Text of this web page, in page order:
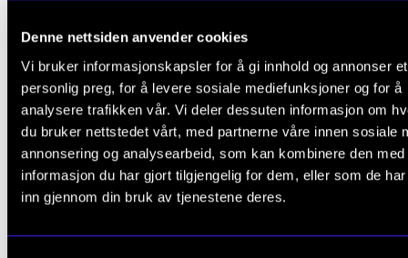
Denne nettsiden anvender cookies
Vi bruker informasjonskapsler for å gi innhold og annonser et
personlig preg, for å levere sosiale mediefunksjoner og for å
analysere trafikken vår. Vi deler dessuten informasjon om
du bruker nettstedet vårt, med partnerne våre innen sosiale
annonsering og analysearbeid, som kan kombinere den med
informasjon du har gjort tilgjengelig for dem, eller som de
inn gjennom din bruk av tjenestene deres.
Noen tidsskrifter krever at forfattere oppgir bruk av
eget skjema. Noen ber også om at omfattende bruk
en eller flere faser av forskningen beskrives i selve
manuskriptet. På denne måten kan bruken av KI tas
vurderingen under fagfellevurderingsprosessen.